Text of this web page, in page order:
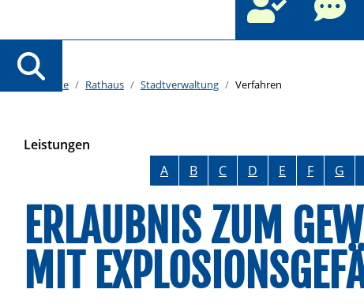
Startseite Rathaus Stadtverwaltung Verfahren
Leistungen
Alphabetisches Register überspringen
A B C D E F G
ERLAUBNIS ZUM
IT